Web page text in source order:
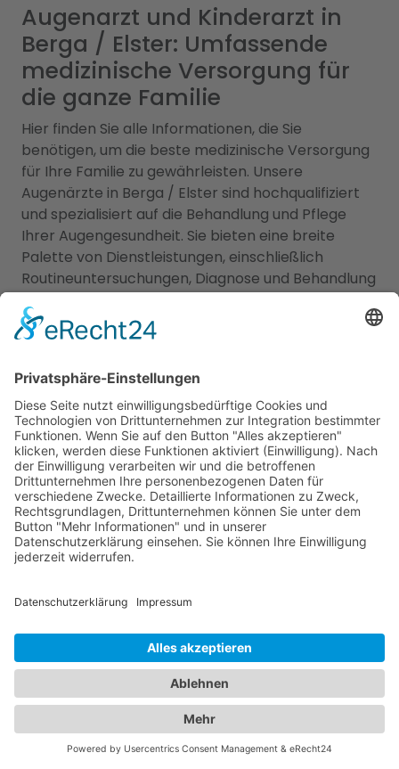
Augenarzt und Kinderarzt in
Berga / Elster: Umfassende
medizinische Versorgung für
die ganze Familie
Hier finden Sie alle Informationen, die Sie
benötigen, um die beste medizinische Versorgung
für Ihre Familie zu gewährleisten. Unsere
Augenärzte in Berga / Elster sind hochqualifiziert
und spezialisiert auf die Behandlung und Pflege
Ihrer Augengesundheit. Sie bieten eine breite
Palette von Dienstleistungen, einschließlich
Routineuntersuchungen, Diagnose und Behandlung
Kontaktlinsenanpassungen. Mit modernsten
Technologien und einem einfühlsamen Ansatz
Wohlbefinden. Zusätzlich bieten wir Ihnen Zugang
zu erfahrenen Kinderärzten in Berga / Elster, die
sich auf die Betreuung der kleinen Patienten
spezialisiert haben. Sie kümmern sich um die
Gesundheit, Entwicklung und das Wohlergehen
Ihrer Kinder und bieten Vorsorgeuntersuchungen,
Impfungen und die Behandlung von
Kinderkrankheiten an. Mit ihrer Fachkompetenz
und ihrem einfühlsamen Umgang schaffen sie eine
Vertrauen Sie auf unser Branchenportal, um den
finden. Sorgen Sie dafür, dass die Gesundheit Ihrer
Augen und die Ihrer Familie in den besten Händen
Jetzt Augenarzt finden!